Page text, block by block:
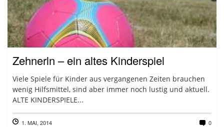
Zehnerln – ein altes Kinderspiel
Viele Spiele für Kinder aus vergangenen Zeiten brauchen
wenig Hilfsmittel, sind aber immer noch lustig und aktuell.
ALTE KINDERSPIELE...
1. MAI, 2014 0